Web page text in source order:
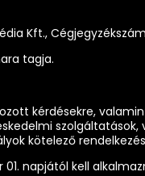
Kft.,
tagja.
kérdésekre,
kötelező
01. napjától kell